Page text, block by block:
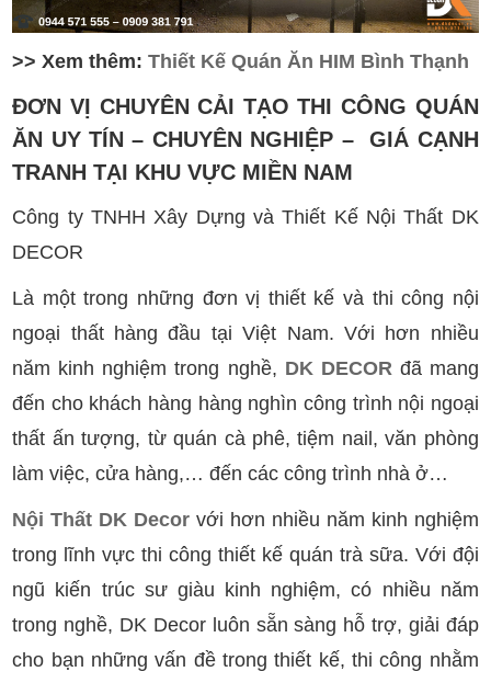
>> Xem thêm:Thiết Kế Quán Ăn HIM Bình Thạnh
ĐƠN VỊ CHUYÊN CẢI TẠO THI CÔNG QUÁN
ĂN UY TÍN – CHUYÊN NGHIỆP – GIÁ CẠNH
TRANH TẠI KHU VỰC MIỀN NAM
Công ty TNHH Xây Dựng và Thiết Kế Nội Thất DK
DECOR
Là một trong những đơn vị thiết kế và thi công nội
ngoại thất hàng đầu tại Việt Nam. Với hơn nhiều
năm kinh nghiệm trong nghề, DK DECORđã mang
đến cho khách hàng hàng nghìn công trình nội ngoại
thất ấn tượng, từ quán cà phê, tiệm nail, văn phòng
làm việc, cửa hàng,… đến các công trình nhà ở…
Nội Thất DK Decor với hơn nhiều năm kinh nghiệm
trong lĩnh vực thi công thiết kế quán trà sữa. Với đội
ngũ kiến trúc sư giàu kinh nghiệm, có nhiều năm
trong nghề, DK Decor luôn sẵn sàng hỗ trợ, giải đáp
cho bạn những vấn đề trong thiết kế, thi công nhằm